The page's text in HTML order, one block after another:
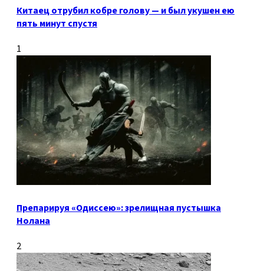
Китаец отрубил кобре голову — и был укушен ею
пять минут спустя
1
Препарируя «Одиссею»: зрелищная пустышка
Нолана
2